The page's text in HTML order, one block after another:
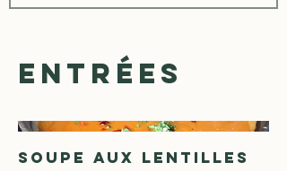
Entrées
Soupe aux lentilles